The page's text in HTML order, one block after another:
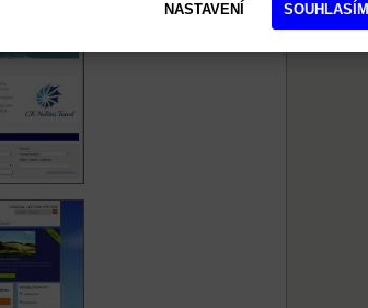
NASTAVENÍ SOUHLASÍM